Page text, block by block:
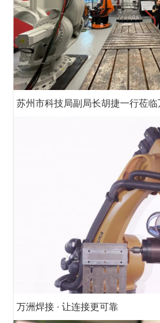
苏州市科技局副局长胡捷一行莅
万洲焊接 · 让连接更可靠